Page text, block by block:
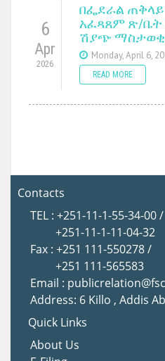
6
Apr
2026
በፌደራል
አፈጻጸም ጽ/ቤት
ሽያጭ
Monday, April 6,
READ MORE
Contacts
TEL : +251-11-1-55-34-00 /
+251-11-1-11-04-32
Fax : +251 111-550278 /
+251 111-565583
Email :
Address: 6 Killo , Addis
Quick Links
About Us